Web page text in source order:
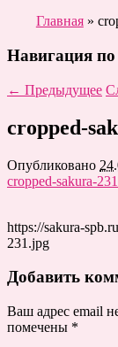
Главная »
Навигация
← Предыдущее
cropped-
Опубликовано
cropped-sakura-
https://sakura-
231.jpg
Добавить
Ваш адрес email
помечены *